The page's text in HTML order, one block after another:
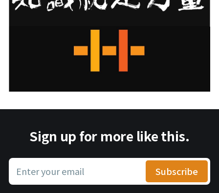
Sign up for more like this.
Enter your email Subscribe